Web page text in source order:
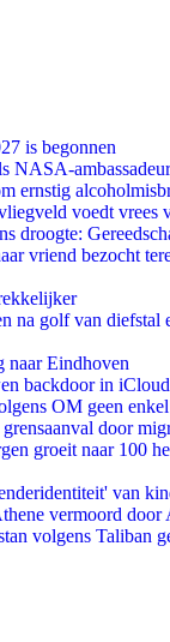
is begonnen
NASA-
ernstig
voedt vrees
droogte:
vriend bezocht
na golf van diefstal
naar Eindhoven
backdoor in
OM geen
door
groeit naar 100
van
vermoord door
volgens Taliban